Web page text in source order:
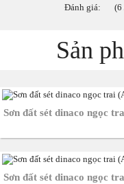
Đánh giá: (6
Sản
Sơn đất sét dinaco ngọc
Sơn đất sét dinaco ngọc